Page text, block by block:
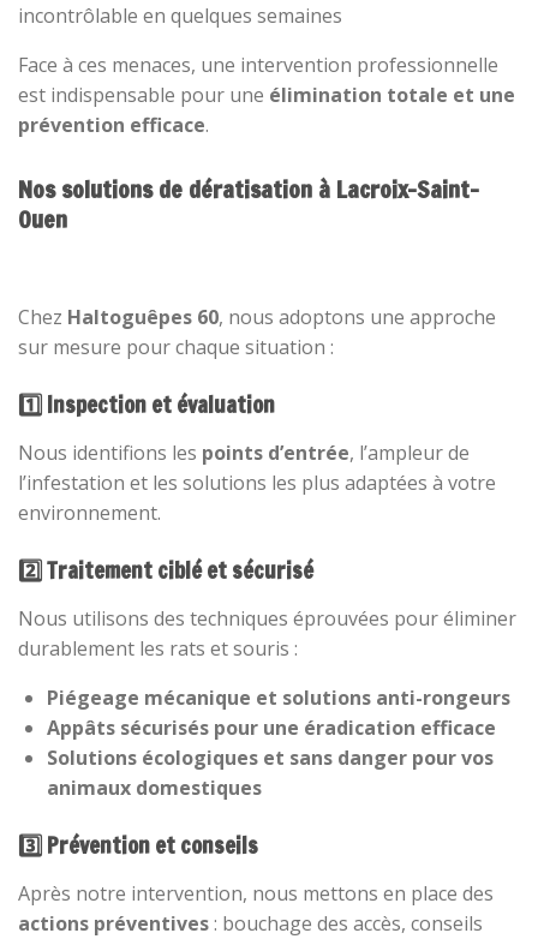
incontrôlable en quelques semaines
Face à ces menaces, une intervention professionnelle
est indispensable pour une élimination totale et une
prévention efficace.
Nos solutions de dératisation à Lacroix-Saint-
Ouen
Chez Haltoguêpes 60, nous adoptons une approche
sur mesure pour chaque situation :
1️⃣ Inspection et évaluation
Nous identifions les points d’entrée, l’ampleur de
l’infestation et les solutions les plus adaptées à votre
environnement.
2️⃣ Traitement ciblé et sécurisé
Nous utilisons des techniques éprouvées pour éliminer
durablement les rats et souris :
Piégeage mécanique et solutions anti-rongeurs
Appâts sécurisés pour une éradication efficace
Solutions écologiques et sans danger pour vos
animaux domestiques
3️⃣ Prévention et conseils
Après notre intervention, nous mettons en place des
actions préventives: bouchage des accès, conseils